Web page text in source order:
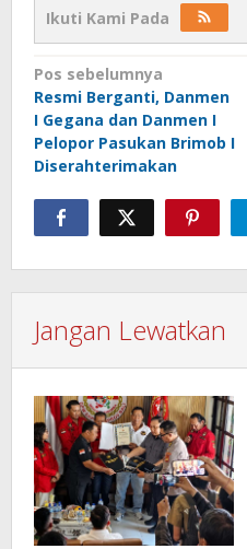
Ikuti Kami Pada
Navigasi
pos
Pos sebelumnya
Resmi Berganti, Danmen
I Gegana dan Danmen I
Pelopor Pasukan Brimob I
Diserahterimakan
Jangan Lewatkan